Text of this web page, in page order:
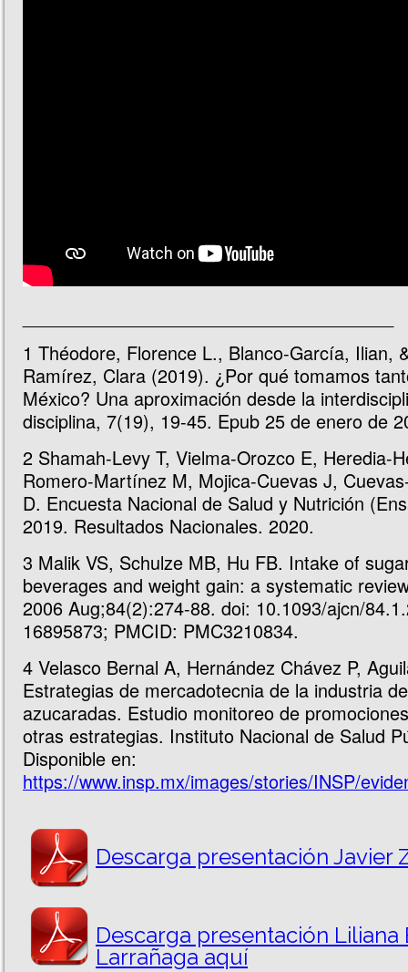
1 Théodore, Florence L., Blanco-García, Ilian,
Ramírez, Clara (2019). ¿Por qué tomamos
México? Una aproximación desde la
disciplina, 7(19), 19-45. Epub 25 de enero de
2 Shamah-Levy T, Vielma-Orozco E, Heredia-
Romero-Martínez M, Mojica-Cuevas J,
D. Encuesta Nacional de Salud y Nutrición
2019. Resultados Nacionales. 2020.
3 Malik VS, Schulze MB, Hu FB. Intake of
beverages and weight gain: a systematic
2006 Aug;84(2):274-88. doi: 10.1093/ajcn/
16895873; PMCID: PMC3210834.
4 Velasco Bernal A, Hernández Chávez P,
Estrategias de mercadotecnia de la industria
azucaradas. Estudio monitoreo de
otras estrategias. Instituto Nacional de Salud
Disponible en:
https://www.insp.mx/images/stories/INSP/
Descarga presentación Javier
Descarga presentación Liliana
Larrañaga aquí